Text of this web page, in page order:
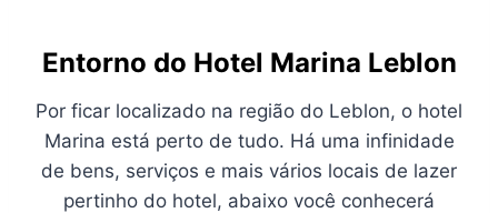
Entorno do Hotel Marina Leblon
Por ficar localizado na região do Leblon, o hotel
Marina está perto de tudo. Há uma infinidade
de bens, serviços e mais vários locais de lazer
pertinho do hotel, abaixo você conhecerá